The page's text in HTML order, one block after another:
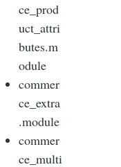
ce_prod
uct_attri
butes.m
odule
commer
ce_extra
.module
commer
ce_multi